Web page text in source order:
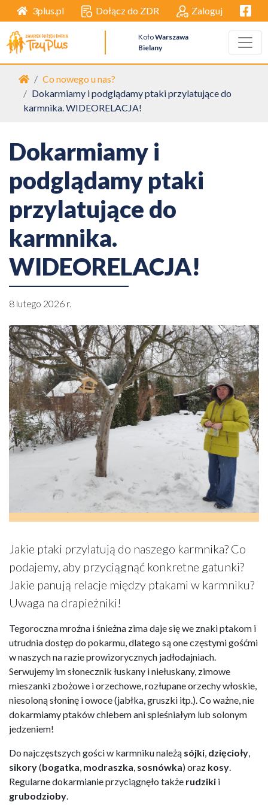
3plus.pl Dołącz do ZDR Zaloguj
KołoWarszawa
Bielany
Strona główna
Co nowego u nas?
Dokarmiamy i podglądamy ptaki przylatujące do
karmnika. WIDEORELACJA!
Dokarmiamy i
podglądamy ptaki
przylatujące do
karmnika.
WIDEORELACJA!
8 lutego 2026 r.
Jakie ptaki przylatują do naszego karmnika? Co
podajemy, aby przyciągnąć konkretne gatunki?
Jakie panują relacje między ptakami w karmniku?
Uwaga na drapieżniki!
Tegoroczna mroźna i śnieżna zima daje się we znaki ptakom i
utrudnia dostęp do pokarmu, dlatego są one częstymi gośćmi
w naszych na razie prowizorycznych jadłodajniach.
Serwujemy im słonecznik łuskany i niełuskany, zimowe
mieszanki zbożowe i orzechowe, rozłupane orzechy włoskie,
niesoloną słoninę i owoce (jabłka, gruszki itp.). Co ważne, nie
dokarmiamy ptaków chlebem ani spleśniałym lub solonym
jedzeniem!
Do najczęstszych gości w karmniku należą sójki, dzięcioły,
sikory(bogatka, modraszka, sosnówka) oraz kosy.
Regularne dokarmianie przyciągnęło także rudziki i
grubodzioby.